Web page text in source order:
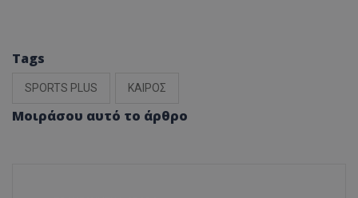
Tags
SPORTS PLUS ΚΑΙΡΟΣ
Μοιράσου αυτό το άρθρο